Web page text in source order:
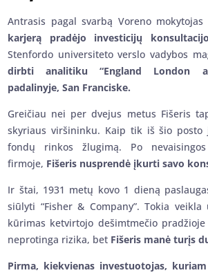
Antrasis pagal svarbą Voreno mokytojas
karjerą pradėjo investicijų
Stenfordo universiteto verslo vadybos
dirbti analitiku “England London
padalinyje, San Franciske.
Greičiau nei per dvejus metus Fišeris
skyriaus viršininku. Kaip tik iš šio posto
fondų rinkos žlugimą. Po
firmoje, Fišeris nusprendė įkurti savo
Ir štai, 1931 metų kovo 1 dieną
siūlyti “Fisher & Company”. Tokia veikla
kūrimas ketvirtojo dešimtmečio
neprotinga rizika, bet Fišeris manė turįs
Pirma, kiekvienas investuotojas,